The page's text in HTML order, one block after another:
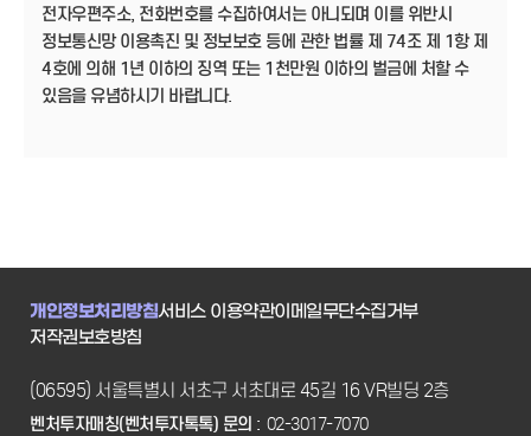
전자우편주소, 전화번호를 수집하여서는 아니되며 이를 위반시
정보통신망 이용촉진 및 정보보호 등에 관한 법률 제 74조 제 1항 제
4호에 의해 1년 이하의 징역 또는 1천만원 이하의 벌금에 처할 수
있음을 유념하시기 바랍니다.
개인정보처리방침서비스 이용약관이메일무단수집거부
저작권보호방침
(06595) 서울특별시 서초구 서초대로 45길 16 VR빌딩 2층
벤처투자매칭(벤처투자톡톡) 문의 : 02-3017-7070